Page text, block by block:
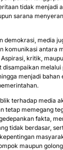
tidak menjadi
sarana
demokrasi, media
komunikasi antara
kritik,
disampaikan
menjadi bahan
terhadap media
tetap memegang
fakta,
tidak berdasar,
maupun